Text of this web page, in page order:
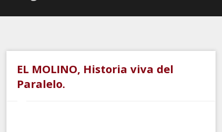
EL MOLINO, Historia viva del
Paralelo.